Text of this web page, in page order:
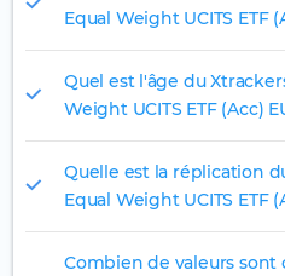
Equal Weight UCITS ETF
Quel est l'âge du
Weight UCITS ETF (Acc)
Quelle est la réplication
Equal Weight UCITS ETF
Combien de valeurs sont